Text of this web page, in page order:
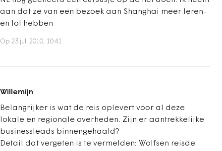
aan dat ze van een bezoek aan Shanghai meer leren-
en lol hebben
Op 23 juli 2010, 10:41
Willemijn
Belangrijker is wat de reis oplevert voor al deze
lokale en regionale overheden. Zijn er aantrekkelijke
businessleads binnengehaald?
Detail dat vergeten is te vermelden: Wolfsen reisde